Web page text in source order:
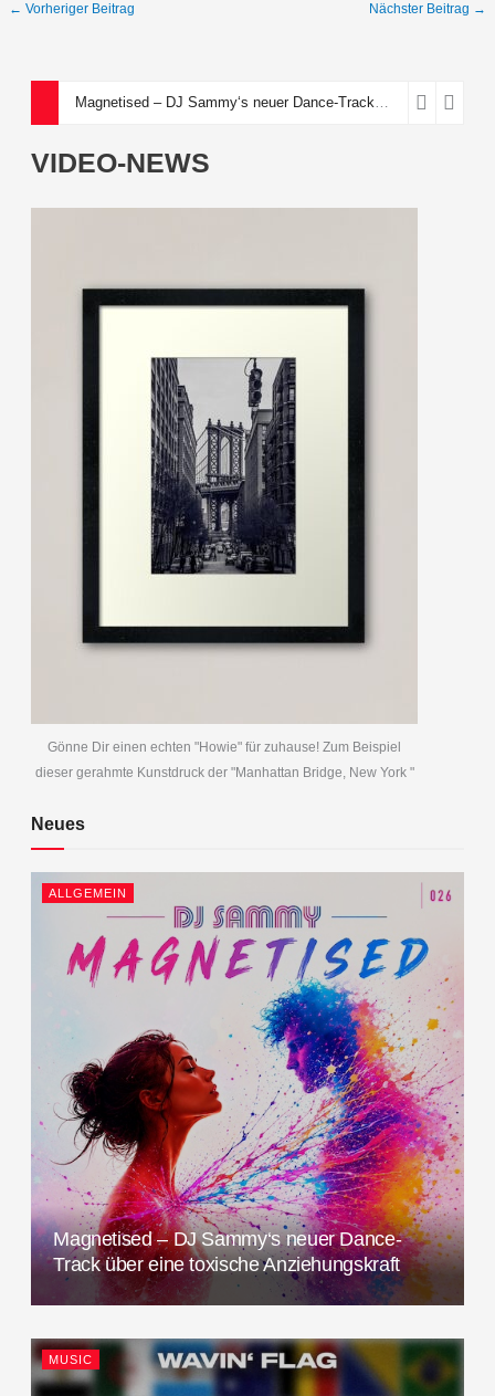
← Vorheriger Beitrag Nächster Beitrag →
Magnetised – DJ Sammy‘s neuer Dance-Track über eine toxische Anziehungskraft
VIDEO-NEWS
Gönne Dir einen echten "Howie" für zuhause! Zum Beispiel
dieser gerahmte Kunstdruck der "Manhattan Bridge, New York "
Neues
ALLGEMEIN
Magnetised – DJ Sammy‘s neuer Dance-
Track über eine toxische Anziehungskraft
MUSIC